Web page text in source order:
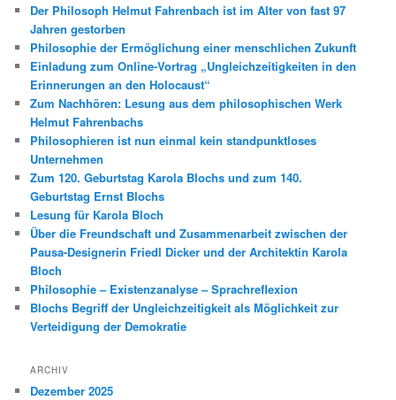
n
Der Philosoph Helmut Fahrenbach ist im Alter von fast 97
Jahren gestorben
Philosophie der Ermöglichung einer menschlichen Zukunft
Einladung zum Online-Vortrag „Ungleichzeitigkeiten in den
Erinnerungen an den Holocaust“
Zum Nachhören: Lesung aus dem philosophischen Werk
Helmut Fahrenbachs
Philosophieren ist nun einmal kein standpunktloses
Unternehmen
Zum 120. Geburtstag Karola Blochs und zum 140.
Geburtstag Ernst Blochs
Lesung für Karola Bloch
Über die Freundschaft und Zusammenarbeit zwischen der
Pausa-Designerin Friedl Dicker und der Architektin Karola
Bloch
Philosophie – Existenzanalyse – Sprachreflexion
Blochs Begriff der Ungleichzeitigkeit als Möglichkeit zur
Verteidigung der Demokratie
ARCHIV
Dezember 2025